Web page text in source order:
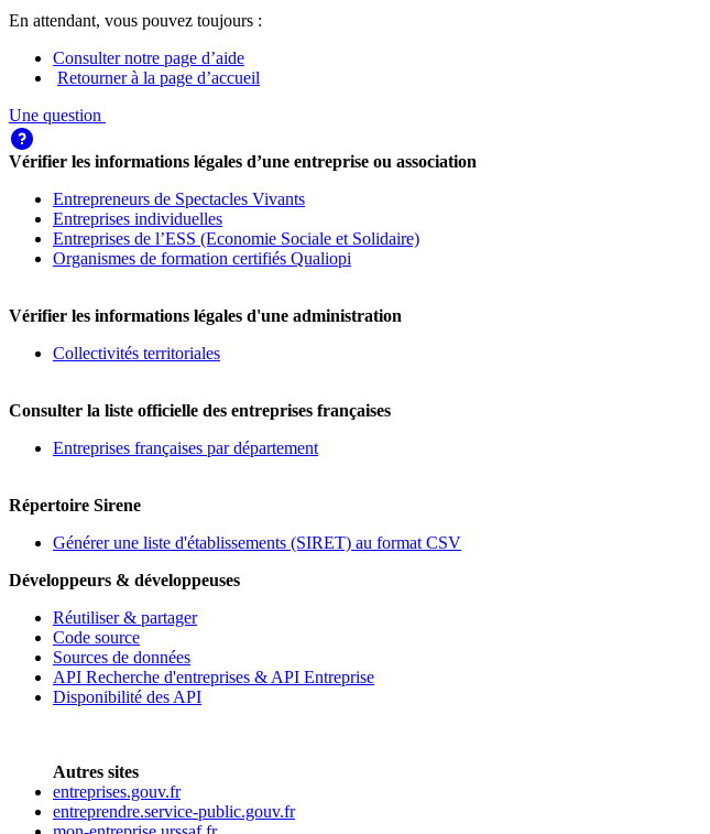
En attendant, vous pouvez toujours :
Consulter notre page d’aide
Retourner à la page d’accueil
Une question
Vérifier les informations légales d’une entreprise ou association
Entrepreneurs de Spectacles Vivants
Entreprises individuelles
Entreprises de l’ESS (Economie Sociale et Solidaire)
Organismes de formation certifiés Qualiopi
Vérifier les informations légales d'une administration
Collectivités territoriales
Consulter la liste officielle des entreprises françaises
Entreprises françaises par département
Répertoire Sirene
Générer une liste d'établissements (SIRET) au format CSV
Développeurs & développeuses
Réutiliser & partager
Code source
Sources de données
API Recherche d'entreprises & API Entreprise
Disponibilité des API
Autres sites
entreprises.gouv.fr
entreprendre.service-public.gouv.fr